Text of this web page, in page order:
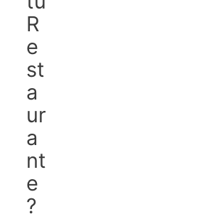
R
e
st
a
ur
a
nt
e
?